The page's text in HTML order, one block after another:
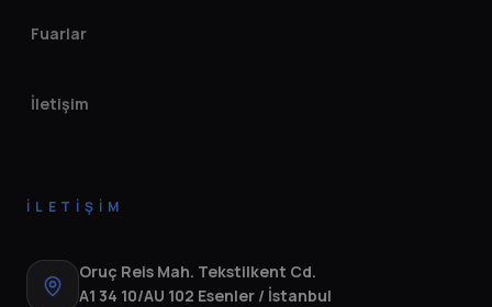
Fuarlar
İletişim
İLETIŞIM
Oruç Reis Mah. Tekstilkent Cd.
A1 34 10/AU 102 Esenler / İstanbul